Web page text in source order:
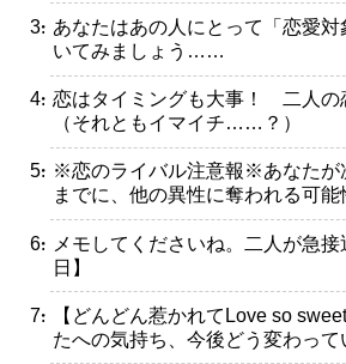
・あなたはあの人にとって「恋愛
いてみましょう……
・恋はタイミングも大事！ 二人の
（それともイマイチ……？）
・※恋のライバル注意報※あなたが
までに、他の異性に奪われる可能
・メモしてくださいね。二人が急
日】
・【どんどん惹かれてLove so
たへの気持ち、今後どう変わって